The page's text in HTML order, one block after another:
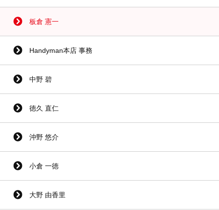
板倉 憲一
Handyman本店 事務
中野 碧
徳久 直仁
沖野 悠介
小倉 一徳
大野 由香里